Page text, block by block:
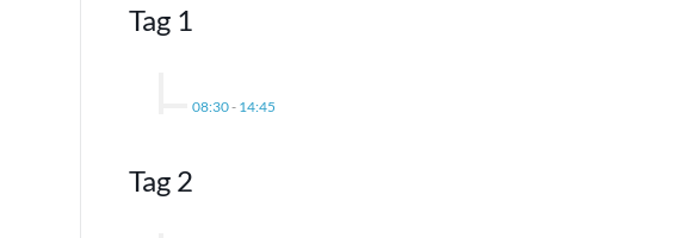
Tag 1
08:30- 14:45
Tag 2